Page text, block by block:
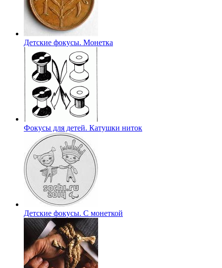
Детские фокусы. Монетка
Фокусы для детей. Катушки ниток
Детские фокусы. С монеткой